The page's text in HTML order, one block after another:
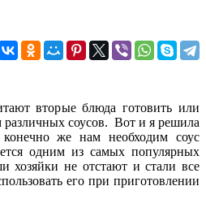
вторые блюда готовить или
различных соусов. Вот и я решила
же нам необходим соус
одним из самых популярных
хозяйки не отстают и стали все
его при приготовлении